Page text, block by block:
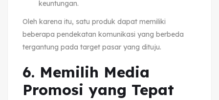
keuntungan.
Oleh karena itu, satu produk dapat memiliki
beberapa pendekatan komunikasi yang berbeda
tergantung pada target pasar yang dituju.
6. Memilih Media
Promosi yang Tepat